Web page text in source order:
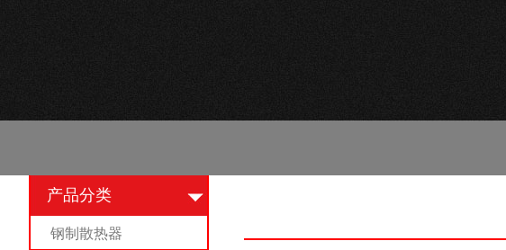
产品分类
钢制散热器